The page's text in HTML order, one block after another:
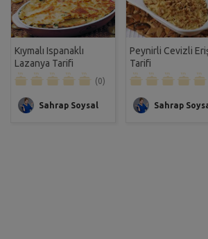
Kıymalı Ispanaklı
Lazanya Tarifi
(0)
Sahrap Soysal
Peynirli Cevizli
Tarifi
Sahrap